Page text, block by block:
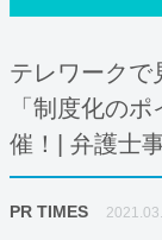
テレワークで
「制度化の
催！| 弁護士
PR TIMES